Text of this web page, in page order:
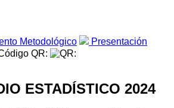
Metodológico
Presentación
QR:
ESTADÍSTICO 2024